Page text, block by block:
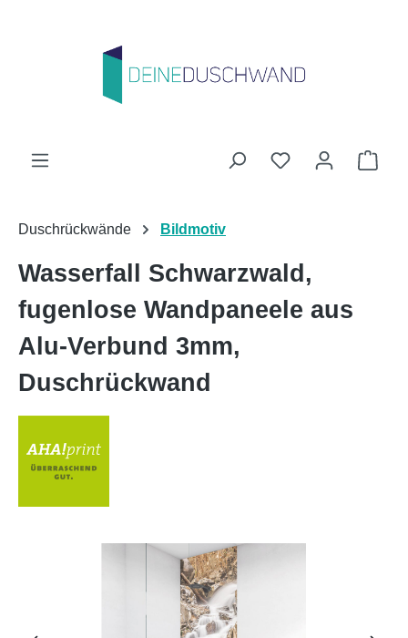
Du hast 0
Duschrückwände Bildmotiv
Wasserfall Schwarzwald,
fugenlose Wandpaneele aus
Alu-Verbund 3mm,
Duschrückwand